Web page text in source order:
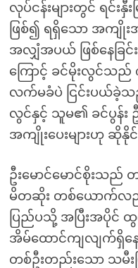
လုပ်ငန်းများတွင် ရင်းနှီ
ဖြစ်၍ ရရှိသော အကျို
အလျှံအပယ် ဖြစ်နေခြ
ကြောင့် ခင်မိုးလွင်သ
လက်မခံပဲ ငြင်းပယ်ခဲ့သ
လွင်နှင့် သူမ၏ ခင်ပွန်း
အကျိုးပေးများဟု ဆိုနို
ဦးမောင်မောင်စိုးသည်
မိတဆိုး တစ်ယောက်လည်
ပြည်ပသို့ အပြီးအပိုင် ထွ
အိမ်ထောင်ကျလျက်ရှိန
တစ်ဦးတည်းသော သမီ